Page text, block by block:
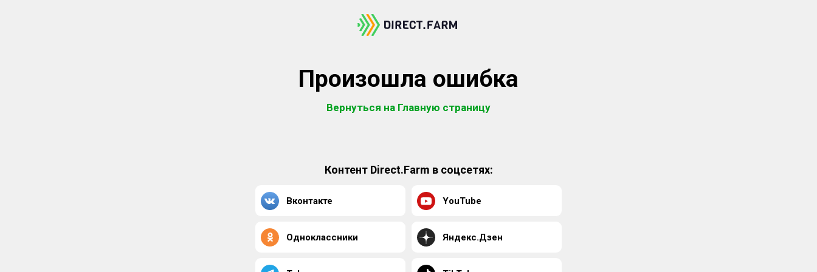
Произошла ошибка
Вернуться на Главную страницу
Контент Direct.Farm в соцсетях:
Вконтакте YouTube
Одноклассники Яндекс.Дзен